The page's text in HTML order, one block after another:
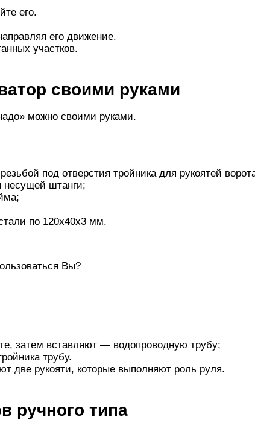
его.
его движение.
участков.
своими руками
можно своими руками.
под отверстия тройника для рукоятей
штанги;
по 120х40х3 мм.
Вы?
затем вставляют — водопроводную трубу;
трубу.
две рукояти, которые выполняют роль руля.
ручного типа